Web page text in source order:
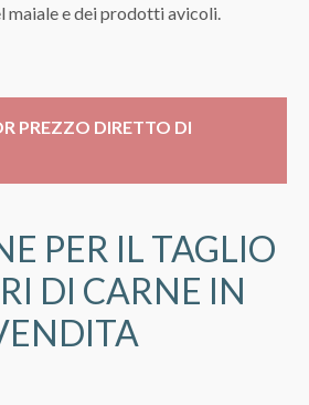
maiale e dei prodotti avicoli.
PREZZO DIRETTO DI
PER IL TAGLIO
DI CARNE IN